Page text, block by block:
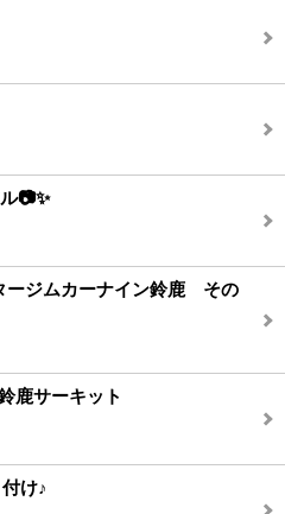
📷✨
ージムカーナイン鈴鹿 その
鹿サーキット
け♪